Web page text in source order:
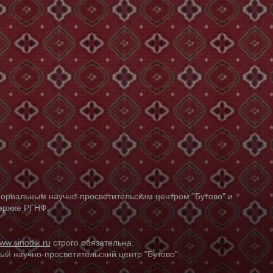
научно-просветительским центром "Бутово" и
РГНФ.
строго обязательна.
просветительский центр "Бутово".